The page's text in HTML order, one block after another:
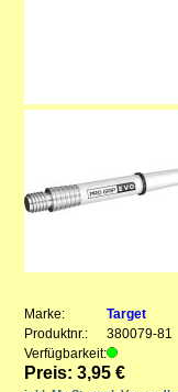
Marke:
Target
Produktnr.:
380079-81
Verfügbarkeit:
Preis: 3,95 €